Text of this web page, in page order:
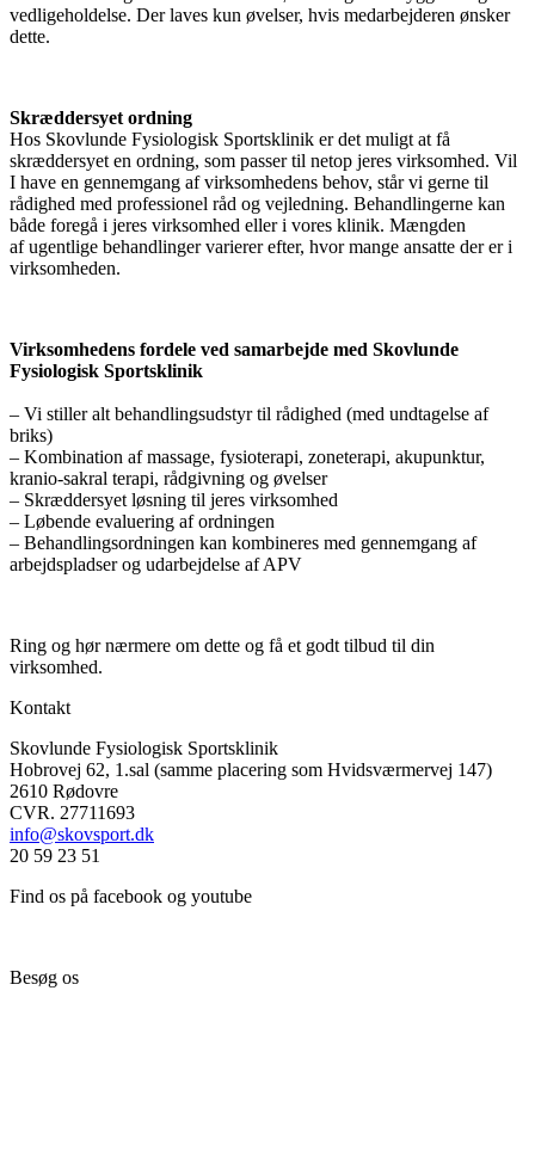
vedligeholdelse. Der laves kun øvelser, hvis medarbejderen ønsker
dette.
Skræddersyet ordning
Hos Skovlunde Fysiologisk Sportsklinik er det muligt at få
skræddersyet en ordning, som passer til netop jeres virksomhed. Vil
I have en gennemgang af virksomhedens behov, står vi gerne til
rådighed med professionel råd og vejledning. Behandlingerne kan
både foregå i jeres virksomhed eller i vores klinik. Mængden
af ugentlige behandlinger varierer efter, hvor mange ansatte der er i
virksomheden.
Virksomhedens fordele ved samarbejde med Skovlunde
Fysiologisk Sportsklinik
– Vi stiller alt behandlingsudstyr til rådighed (med undtagelse af
briks)
– Kombination af massage, fysioterapi, zoneterapi, akupunktur,
kranio-sakral terapi, rådgivning og øvelser
– Skræddersyet løsning til jeres virksomhed
– Løbende evaluering af ordningen
– Behandlingsordningen kan kombineres med gennemgang af
arbejdspladser og udarbejdelse af APV
Ring og hør nærmere om dette og få et godt tilbud til din
virksomhed.
Kontakt
Skovlunde Fysiologisk Sportsklinik
Hobrovej 62, 1.sal (samme placering som Hvidsværmervej 147)
2610 Rødovre
CVR. 27711693
info@skovsport.dk
20 59 23 51
Find os på facebook og youtube
Besøg os